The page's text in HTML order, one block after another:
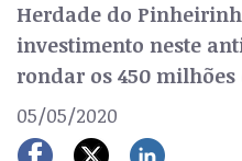
Herdade do
investimento neste
rondar os 450 milhões
05/05/2020